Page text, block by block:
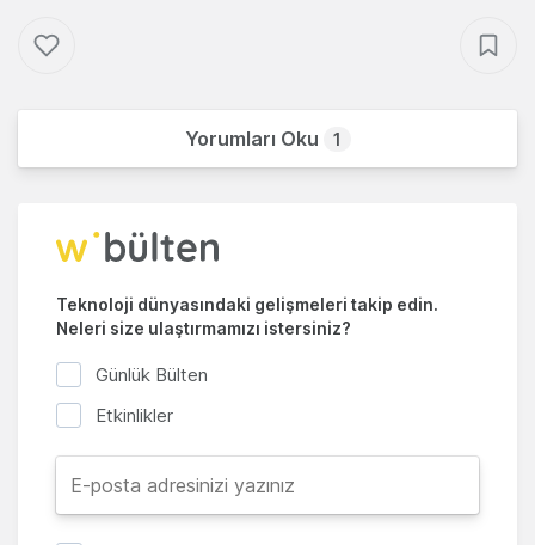
Yorumları Oku 1
Teknoloji dünyasındaki gelişmeleri takip edin.
Neleri size ulaştırmamızı istersiniz?
Günlük Bülten
Etkinlikler